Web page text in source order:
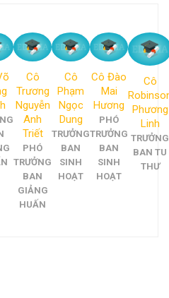
Cô
Trương
Nguyễn
Anh
Triết
PHÓ
TRƯỞNG
BAN
GIẢNG
HUẤN
Cô
Phạm
Ngọc
Dung
TRƯỞNG
BAN
SINH
HOẠT
Cô Đào
Mai
Hương
PHÓ
TRƯỞNG
BAN
SINH
HOẠT
Cô
Phương
Linh
TRƯỞNG
BAN TU
THƯ